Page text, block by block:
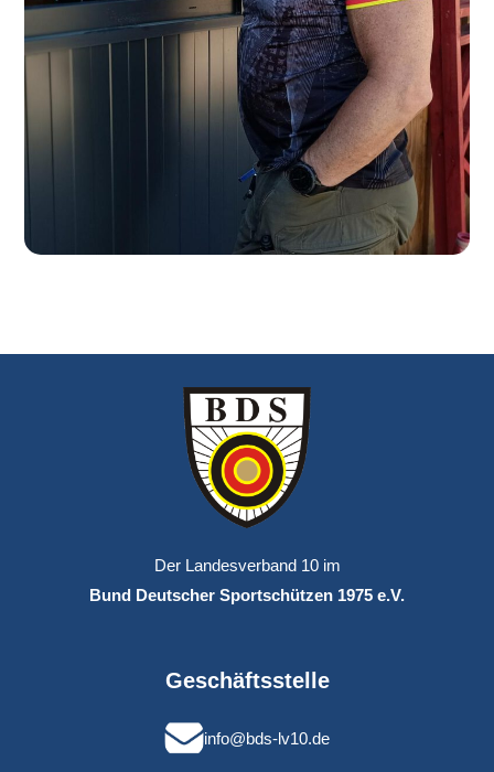
Der Landesverband 10 im
Bund Deutscher Sportschützen 1975 e.V.
Geschäftsstelle
info@bds-lv10.de